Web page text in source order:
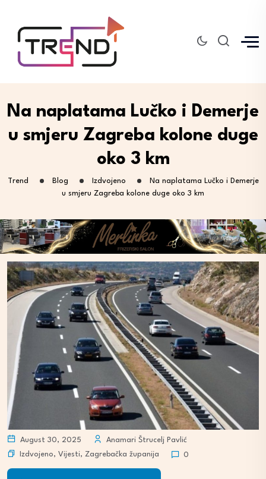
Na naplatama Lučko i Demerje
u smjeru Zagreba kolone duge
oko 3 km
Trend Blog Izdvojeno
Na naplatama Lučko i Demerje
u smjeru Zagreba kolone duge oko 3 km
August 30, 2025
Anamari Štrucelj Pavlić
Izdvojeno, Vijesti, Zagrebačka županija 0
Audio